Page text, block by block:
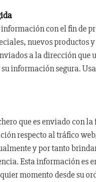
con el fin de
nuevos
a la dirección
información segura.
que es enviado con
respecto al tráfico
y por tanto
Esta información
momento desde su